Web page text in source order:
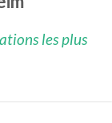
les plus